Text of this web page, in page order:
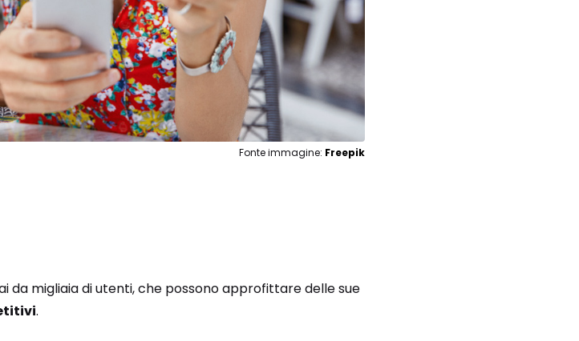
Fonte immagine: Freepik
da migliaia di utenti, che possono approfittare delle sue
.